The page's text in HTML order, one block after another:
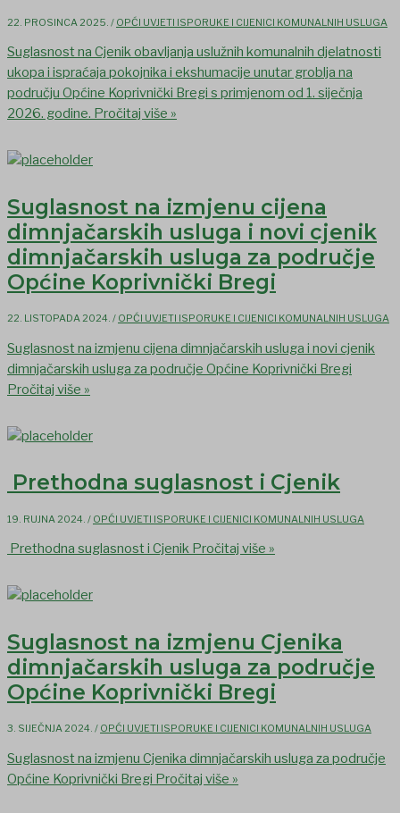
22. PROSINCA 2025. / OPĆI UVJETI ISPORUKE I CIJENICI KOMUNALNIH USLUGA
Suglasnost na Cjenik obavljanja uslužnih komunalnih djelatnosti
ukopa i ispraćaja pokojnika i ekshumacije unutar groblja na
području Općine Koprivnički Bregi s primjenom od 1. siječnja
2026. godine. Pročitaj više »
Suglasnost na izmjenu cijena
dimnjačarskih usluga i novi cjenik
dimnjačarskih usluga za područje
Općine Koprivnički Bregi
22. LISTOPADA 2024. / OPĆI UVJETI ISPORUKE I CIJENICI KOMUNALNIH USLUGA
Suglasnost na izmjenu cijena dimnjačarskih usluga i novi cjenik
dimnjačarskih usluga za područje Općine Koprivnički Bregi
Pročitaj više »
Prethodna suglasnost i Cjenik
19. RUJNA 2024. / OPĆI UVJETI ISPORUKE I CIJENICI KOMUNALNIH USLUGA
Prethodna suglasnost i Cjenik Pročitaj više »
Suglasnost na izmjenu Cjenika
dimnjačarskih usluga za područje
Općine Koprivnički Bregi
3. SIJEČNJA 2024. / OPĆI UVJETI ISPORUKE I CIJENICI KOMUNALNIH USLUGA
Suglasnost na izmjenu Cjenika dimnjačarskih usluga za područje
Općine Koprivnički Bregi Pročitaj više »